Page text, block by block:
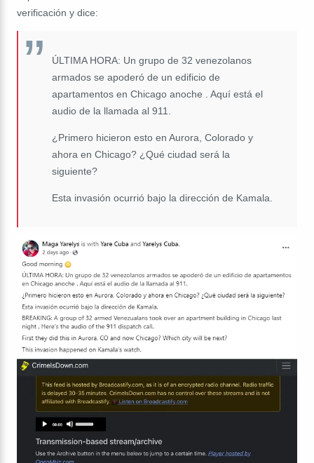
verificación y dice:
ÚLTIMA HORA: Un grupo de 32 venezolanos
armados se apoderó de un edificio de
apartamentos en Chicago anoche . Aquí está el
audio de la llamada al 911.
¿Primero hicieron esto en Aurora, Colorado y
ahora en Chicago? ¿Qué ciudad será la
siguiente?
Esta invasión ocurrió bajo la dirección de Kamala.